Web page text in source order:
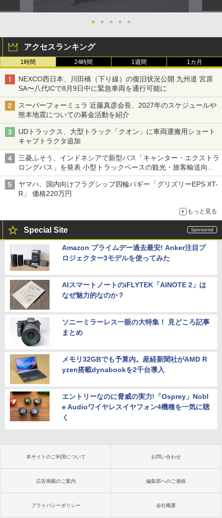
● ● ● ● ●
アクセスランキング
1時間 24時間 1週間 1カ月
NEXCO西日本、川田橋（下り線）の復旧状況公開 九州道 宮原
SA〜八代ICで8月9日中に緊急車両を通行可能に
スーパーフォーミュラ 近藤真彦会長、2027年のスケジュールや
熊本地震についての募金活動を紹介
UDトラックス、大型トラック「クオン」に車両運搬用ショート
キャブトラクタ追加
三菱ふそう、インドネシアで新型バス「キャンター・エクストラ
ロングバス」を発表 小型トラックベースの観光・旅客輸送向け
バス
ヤマハ、国内向けフラグシップ四輪バギー「グリズリーEPS XT-
R」 価格220万円
もっと見る
Special Site
Amazon プライムデー過去最安! Anker注目プ
ロジェクター3モデルを使ってみた
AIスマートノートのiFLYTEK「AINOTE 2」は
なぜ魅力的なのか？
ソニーミラーレス一眼の大特集！ 見どころ記事
まとめ
メモリ32GBでも予算内。産経新聞社がAMD R
yzen搭載dynabookを2千台導入
エントリーなのに脅威の実力!「Osprey」Nobl
e Audioワイヤレスイヤフォン4機種を一気に聴
く
本サイトのご利用について お問い合わせ
広告掲載のご案内 編集部へのご連絡
プライバシーポリシー 会社概要